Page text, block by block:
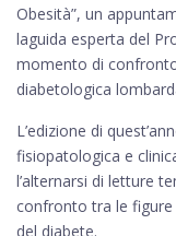
Obesità”, un
laguida esperta del
momento di
diabetologica
L’edizione di
fisiopatologica e
l’alternarsi di letture
confronto tra le figure
del diabete.